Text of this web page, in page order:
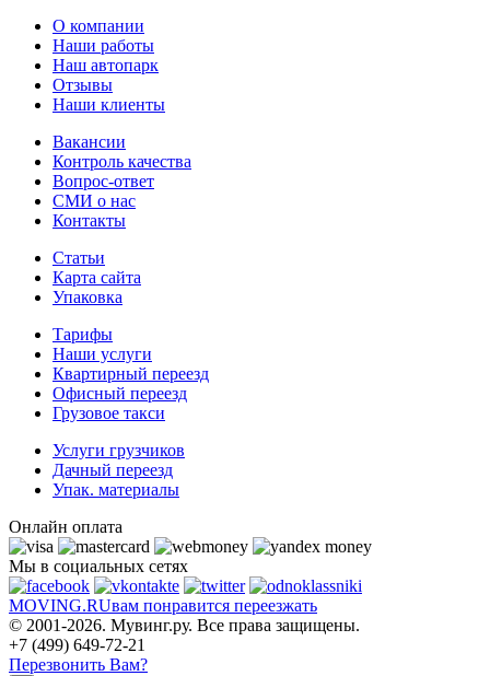
О компании
Наши работы
Наш автопарк
Отзывы
Наши клиенты
Вакансии
Контроль качества
Вопрос-ответ
СМИ о нас
Контакты
Статьи
Карта сайта
Упаковка
Тарифы
Наши услуги
Квартирный переезд
Офисный переезд
Грузовое такси
Услуги грузчиков
Дачный переезд
Упак. материалы
Онлайн оплата
Мы в социальных сетях
MOVING.RUвам понравится переезжать
© 2001-2026. Мувинг.ру. Все права защищены.
+7 (499) 649-72-21
Перезвонить Вам?